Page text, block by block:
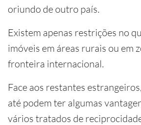
oriundo de outro país.
Existem apenas restrições no
imóveis em áreas rurais ou em
fronteira internacional.
Face aos restantes
até podem ter algumas
vários tratados de